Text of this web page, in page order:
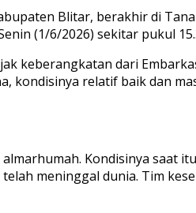
Blitar, berakhir di
(1/6/2026) sekitar pukul
keberangkatan dari
kondisinya relatif baik dan
Kondisinya saat
meninggal dunia. Tim